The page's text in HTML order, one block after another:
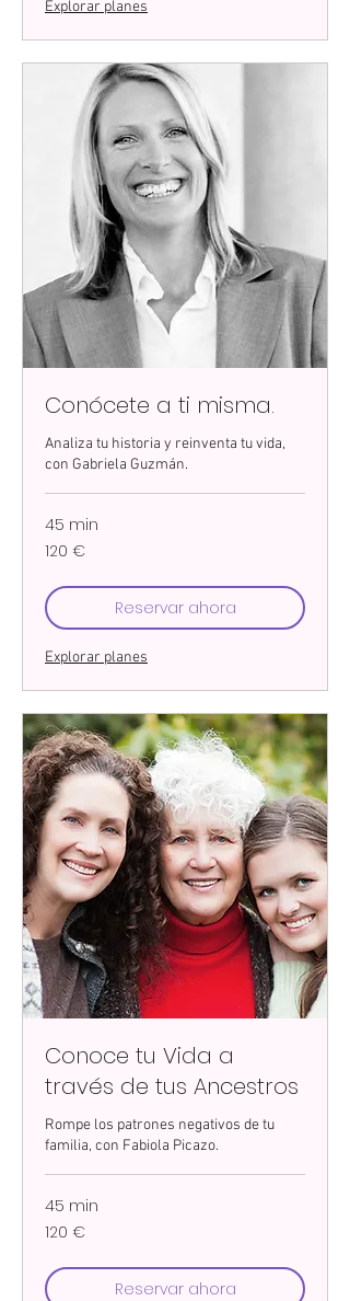
Explorar planes
Conócete a ti misma.
Analiza tu historia y reinventa tu vida,
con Gabriela Guzmán.
45 min
120
euros
120 €
Reservar ahora
Explorar planes
Conoce tu Vida a
través de tus Ancestros
Rompe los patrones negativos de tu
familia, con Fabiola Picazo.
45 min
120
euros
120 €
Reservar ahora